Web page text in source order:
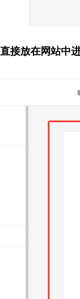
接放在网站中